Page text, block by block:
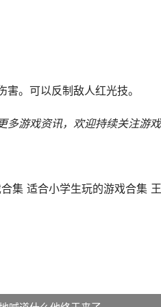
。可以反制敌人红光技。
多游戏资讯，欢迎持续关注游
集 适合小学生玩的游戏合集 王